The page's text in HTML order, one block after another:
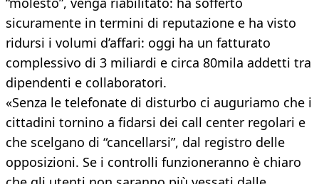
sicuramente in termini di reputazione e ha visto
ridursi i volumi d’affari: oggi ha un fatturato
complessivo di 3 miliardi e circa 80mila addetti tra
dipendenti e collaboratori.
«Senza le telefonate di disturbo ci auguriamo che i
cittadini tornino a fidarsi dei call center regolari e
che scelgano di “cancellarsi”, dal registro delle
opposizioni. Se i controlli funzioneranno è chiaro